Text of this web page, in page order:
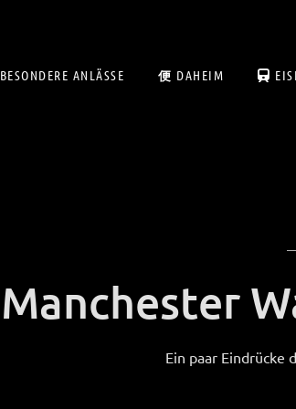
BESONDERE ANLÄSSE DAHEIM
Manchester
Ein paar Eindrücke